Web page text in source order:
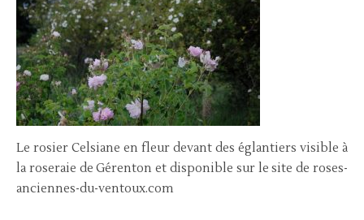
Le rosier Celsiane en fleur devant des églantiers visible à
la roseraie de Gérenton et disponible sur le site de roses-
anciennes-du-ventoux.com